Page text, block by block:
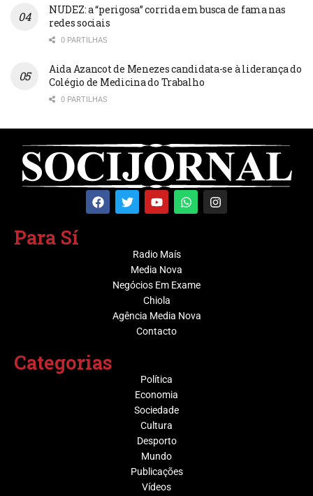
NUDEZ: a “perigosa” corrida em busca de fama nas
redes sociais
0 PARTILHAS
Aida Azancot de Menezes candidata-se à liderança do
Colégio de Medicina do Trabalho
0 PARTILHAS
Para Sí
Radio Maís
Media Nova
Negócios Em Exame
Chiola
Agência Media Nova
Contacto
Categorias
Política
Economia
Sociedade
Cultura
Desporto
Mundo
Publicações
Vídeos